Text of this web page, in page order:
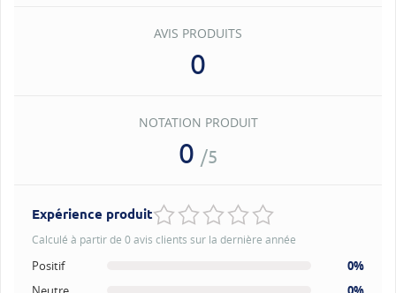
AVIS PRODUITS
0
NOTATION PRODUIT
0 /5
Expérience produit
Calculé à partir de 0 avis clients sur la dernière année
Positif
0%